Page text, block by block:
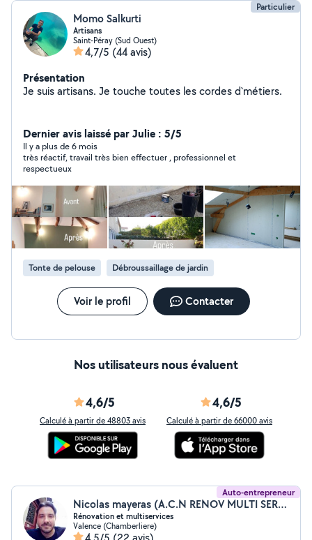
Particulier
Momo Salkurti
Artisans
Saint-Péray (Sud Ouest)
4,7/5 (44 avis)
Présentation
Je suis artisans. Je touche toutes les cordes d`métiers.
Dernier avis laissé par Julie : 5/5
Il y a plus de 6 mois
très réactif, travail très bien effectuer , professionnel et
respectueux
Tonte de pelouse Débroussaillage de jardin
Voir le profil Contacter
Nos utilisateurs nous évaluent
4,6/5
Calculé à partir de 48803 avis
4,6/5
Calculé à partir de 66000 avis
Auto-entrepreneur
Nicolas mayeras (A.C.N RENOV MULTI SERVICES)
Rénovation et multiservices
Valence (Chamberliere)